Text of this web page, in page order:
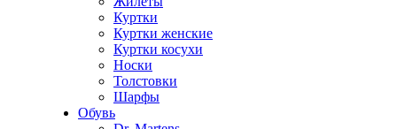
Куртки
Куртки женские
Куртки косухи
Носки
Толстовки
Шарфы
Обувь